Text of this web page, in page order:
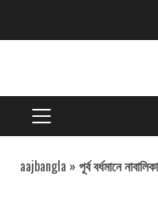
PRIMARY
MENU
aajbangla » পূর্ব বর্ধমানে